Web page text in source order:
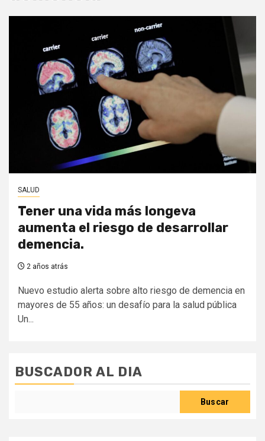
SALUD
Tener una vida más longeva
aumenta el riesgo de desarrollar
demencia.
2 años atrás
Nuevo estudio alerta sobre alto riesgo de demencia en
mayores de 55 años: un desafío para la salud pública
Un...
BUSCADOR AL DIA
Buscar